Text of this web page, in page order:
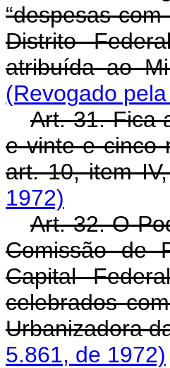
“despesas
Distrito
atribuída ao
(Revogado
Art. 31. Fica
e vinte e cinco
art. 10, item
1972)
Art. 32. O
Comissão de
Capital
celebrados
Urbanizadora
5.861, de 1972)